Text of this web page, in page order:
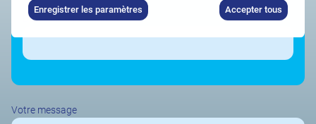
Durée de séjour souhaitée
Votre message
Enregistrer les paramètres Accepter tous